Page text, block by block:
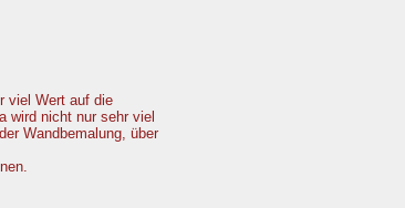
viel Wert auf die
wird nicht nur sehr viel
Wandbemalung, über